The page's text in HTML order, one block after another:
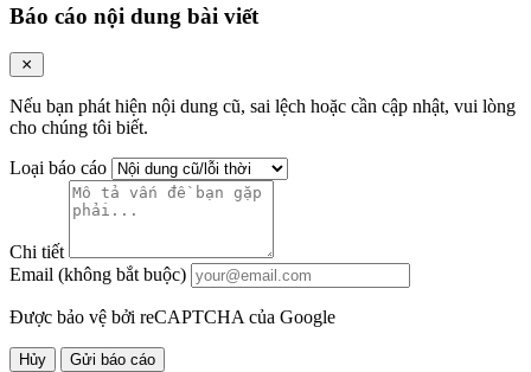
Báo cáo nội dung bài viết
Nếu bạn phát hiện nội dung cũ, sai lệch hoặc cần cập nhật, vui lòng
cho chúng tôi biết.
Loại báo cáo
Chi tiết
Email (không bắt buộc)
Được bảo vệ bởi reCAPTCHA của Google
Hủy Gửi báo cáo